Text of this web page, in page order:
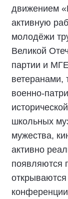
движением
активную
молодёжи
Великой
партии и
ветеранами,
военно-
школьных
мужества,
активно
появляются
открываются